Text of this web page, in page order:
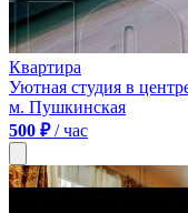
Квартира
Уютная студия в
м. Пушкинская
500 ₽/ час